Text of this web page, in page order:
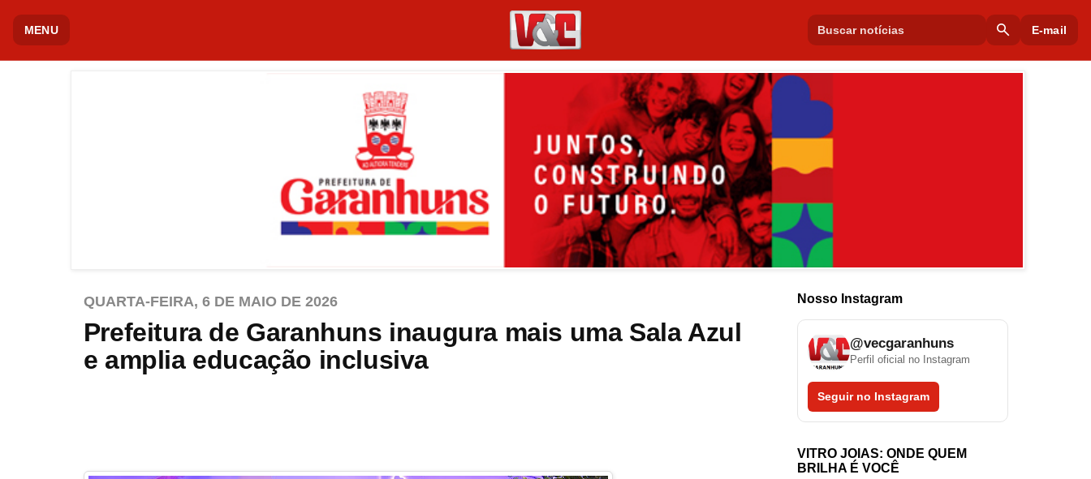
MENU search E-mail
QUARTA-FEIRA, 6 DE MAIO DE 2026
Prefeitura de Garanhuns inaugura mais uma Sala Azul
e amplia educação inclusiva
Nosso Instagram
@vecgaranhuns
Perfil oficial no Instagram
Seguir no Instagram
VITRO JOIAS: ONDE QUEM
BRILHA É VOCÊ